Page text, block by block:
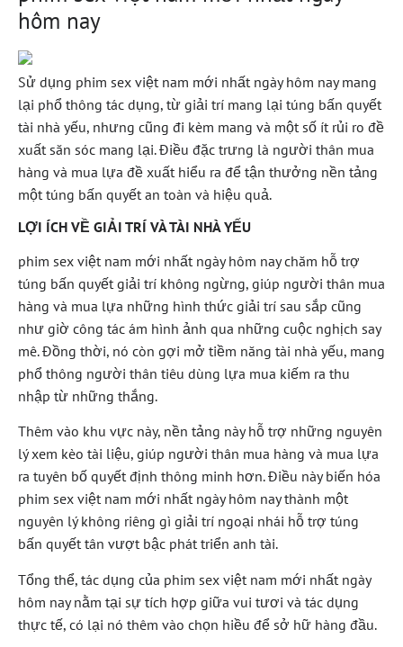
hôm nay
Sử dụng phim sex việt nam mới nhất ngày hôm nay mang
lại phổ thông tác dụng, từ giải trí mang lại túng bấn quyết
tài nhà yếu, nhưng cũng đi kèm mang và một số ít rủi ro đề
xuất săn sóc mang lại. Điều đặc trưng là người thân mua
hàng và mua lựa đề xuất hiểu ra để tận thưởng nền tảng
một túng bấn quyết an toàn và hiệu quả.
LỢI ÍCH VỀ GIẢI TRÍ VÀ TÀI NHÀ YẾU
phim sex việt nam mới nhất ngày hôm nay chăm hỗ trợ
túng bấn quyết giải trí không ngừng, giúp người thân mua
hàng và mua lựa những hình thức giải trí sau sắp cũng
như giờ công tác ám hình ảnh qua những cuộc nghịch say
mê. Đồng thời, nó còn gợi mở tiềm năng tài nhà yếu, mang
phổ thông người thân tiêu dùng lựa mua kiếm ra thu
nhập từ những thắng.
Thêm vào khu vực này, nền tảng này hỗ trợ những nguyên
lý xem kèo tài liệu, giúp người thân mua hàng và mua lựa
ra tuyên bố quyết định thông minh hơn. Điều này biến hóa
phim sex việt nam mới nhất ngày hôm nay thành một
nguyên lý không riêng gì giải trí ngoại nhái hỗ trợ túng
bấn quyết tân vượt bậc phát triển anh tài.
Tổng thể, tác dụng của phim sex việt nam mới nhất ngày
hôm nay nằm tại sự tích hợp giữa vui tươi và tác dụng
thực tế, có lại nó thêm vào chọn hiều để sở hữ hàng đầu.